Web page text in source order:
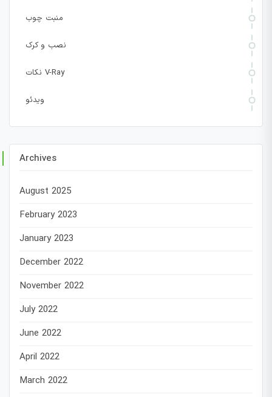
منبت چوب
نصب و کرک
نکات V-Ray
ویدئو
Archives
August 2025
February 2023
January 2023
December 2022
November 2022
July 2022
June 2022
April 2022
March 2022